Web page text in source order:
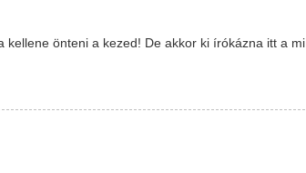
kellene önteni a kezed! De akkor ki írókázna itt a mi